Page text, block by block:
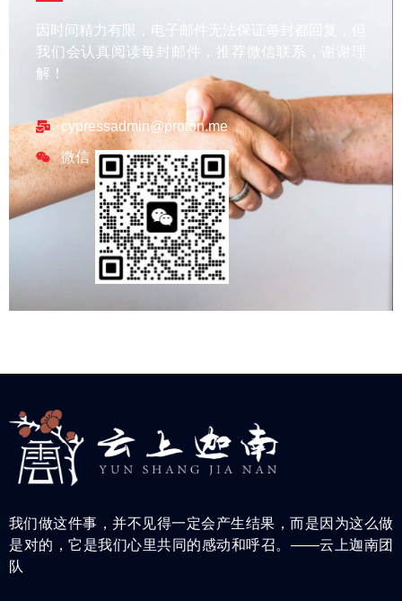
因时间精力有限，电子邮件无法保证每封都回复，但
我们会认真阅读每封邮件，推荐微信联系，谢谢理
解！
cypressadmin@proton.me
微信
我们做这件事，并不见得一定会产生结果，而是因为这么做
是对的，它是我们心里共同的感动和呼召。——云上迦南团
队